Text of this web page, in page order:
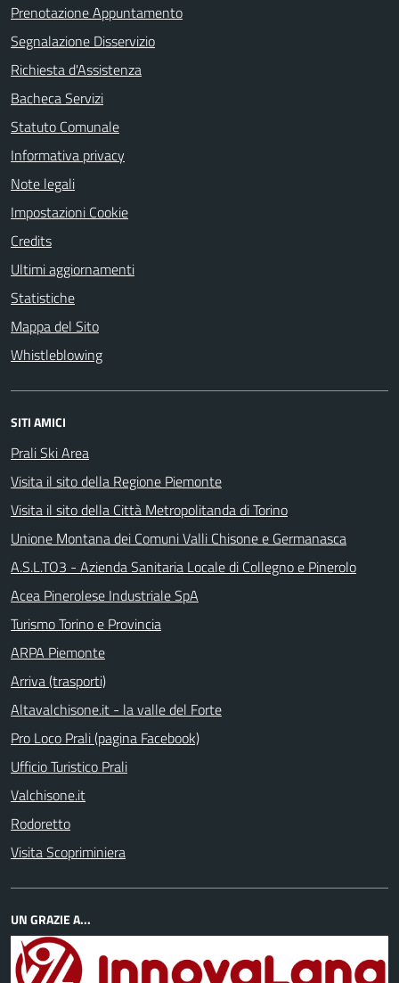
Prenotazione Appuntamento
Segnalazione Disservizio
Richiesta d'Assistenza
Bacheca Servizi
Statuto Comunale
Informativa privacy
Note legali
Impostazioni Cookie
Credits
Ultimi aggiornamenti
Statistiche
Mappa del Sito
Whistleblowing
SITI AMICI
Prali Ski Area
Visita il sito della Regione Piemonte
Visita il sito della Città Metropolitanda di Torino
Unione Montana dei Comuni Valli Chisone e Germanasca
A.S.L.TO3 - Azienda Sanitaria Locale di Collegno e Pinerolo
Acea Pinerolese Industriale SpA
Turismo Torino e Provincia
ARPA Piemonte
Arriva (trasporti)
Altavalchisone.it - la valle del Forte
Pro Loco Prali (pagina Facebook)
Ufficio Turistico Prali
Valchisone.it
Rodoretto
Visita Scopriminiera
UN GRAZIE A...